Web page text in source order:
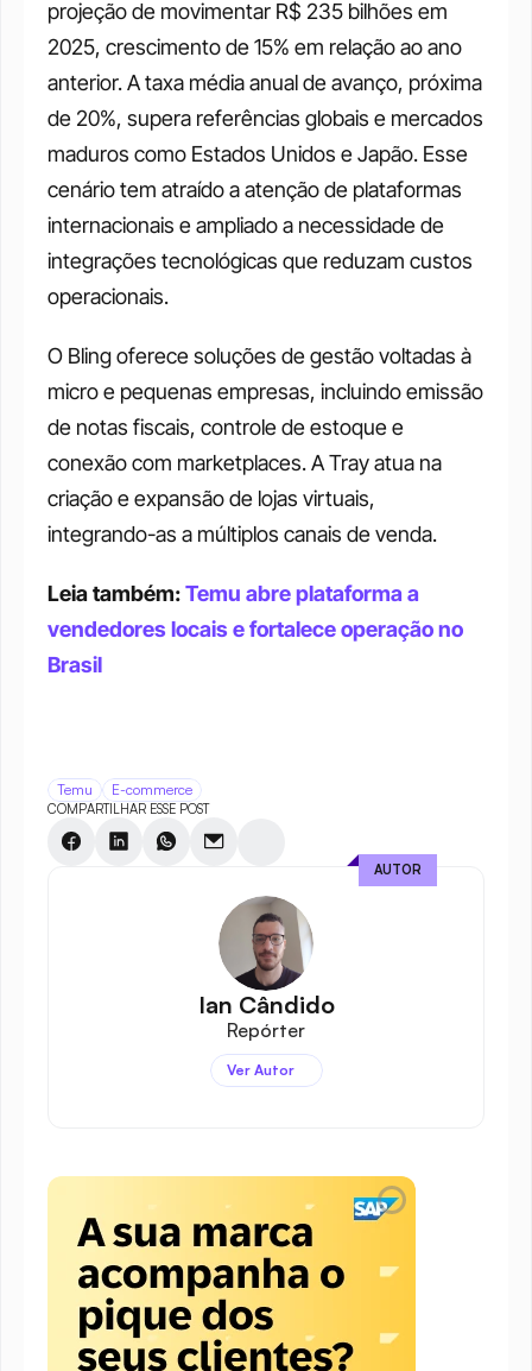
projeção de movimentar R$ 235 bilhões em
2025, crescimento de 15% em relação ao ano
anterior. A taxa média anual de avanço, próxima
de 20%, supera referências globais e mercados
maduros como Estados Unidos e Japão. Esse
cenário tem atraído a atenção de plataformas
internacionais e ampliado a necessidade de
integrações tecnológicas que reduzam custos
operacionais.
O Bling oferece soluções de gestão voltadas à
micro e pequenas empresas, incluindo emissão
de notas fiscais, controle de estoque e
conexão com marketplaces. A Tray atua na
criação e expansão de lojas virtuais,
integrando-as a múltiplos canais de venda.
Leia também: Temu abre plataforma a
vendedores locais e fortalece operação no
Brasil
Temu E-commerce
COMPARTILHAR ESSE POST
Ian Cândido
Repórter
Ver Autor
AUTOR